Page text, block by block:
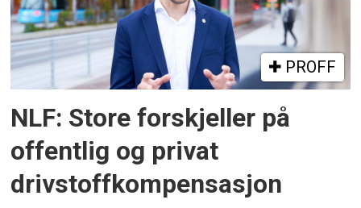
PROFF
NLF: Store forskjeller på
offentlig og privat
drivstoffkompensasjon